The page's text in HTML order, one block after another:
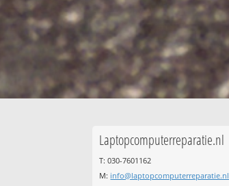
Laptopcomputerreparatie.nl
T: 030-7601162
M: info@laptopcomputerreparatie.nl